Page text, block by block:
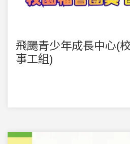
飛颺青少年成長中心(
事工組)